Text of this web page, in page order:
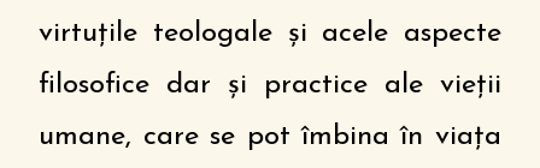
virtuțile teologale și acele aspecte
filosofice dar și practice ale vieții
umane, care se pot îmbina în viața